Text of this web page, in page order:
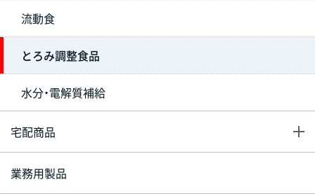
流動食
とろみ調整食品
水分・電解質補給
宅配商品
業務用製品